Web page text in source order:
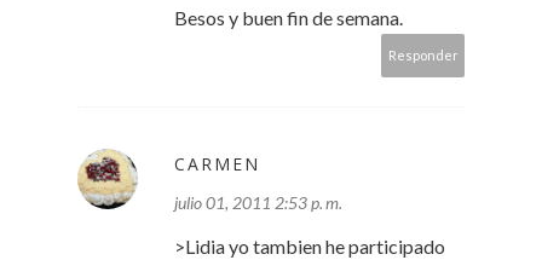
Besos y buen fin de semana.
Responder
CARMEN
julio 01, 2011 2:53 p. m.
>Lidia yo tambien he participado